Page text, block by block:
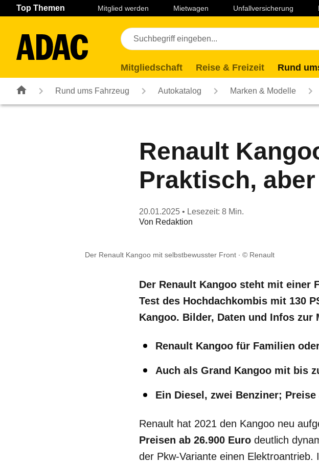
Navigation Seiteninhalt Fußzeile
Top Themen Mitglied werden Mietwagen Unfallversicherung
Mitgliedschaft Reise & Freizeit Rund
Rund ums Fahrzeug Autokatalog Marken & Modelle
Renault
Praktisch,
20.01.2025 • Lesezeit: 8 Min.
Von Redaktion
Der Renault Kangoo mit selbstbewusster Front © Renault
Der Renault Kangoo steht mit einer
Test des Hochdachkombis mit 130
Kangoo. Bilder, Daten und Infos zur
Renault Kangoo für Familien
Auch als Grand Kangoo mit bis
Ein Diesel, zwei Benziner; Preise
Renault hat 2021 den Kangoo neu
Preisen ab 26.900 Euro deutlich
der Pkw-Variante einen